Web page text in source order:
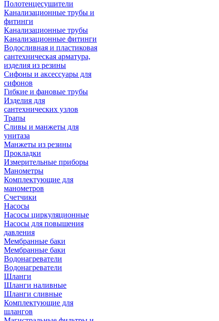
Полотенцесушители
Канализационные трубы и
фитинги
Канализационные трубы
Канализационные фитинги
Водосливная и пластиковая
сантехническая арматура,
изделия из резины
Сифоны и аксессуары для
сифонов
Гибкие и фановые трубы
Изделия для
сантехнических узлов
Трапы
Сливы и манжеты для
унитаза
Манжеты из резины
Прокладки
Измерительные приборы
Манометры
Комплектующие для
манометров
Счетчики
Насосы
Насосы циркуляционные
Насосы для повышения
давления
Мембранные баки
Мембранные баки
Водонагреватели
Водонагреватели
Шланги
Шланги наливные
Шланги сливные
Комплектующие для
шлангов